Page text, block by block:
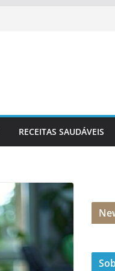
RECEITAS SAUDÁVEIS